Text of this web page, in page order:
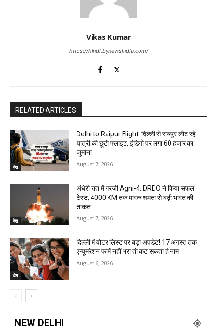
Vikas Kumar
https://hindi.bynewsindia.com/
RELATED ARTICLES
देश
Delhi to Raipur Flight: दिल्ली से रायपुर लौट रहे
यात्री की छूटी फ्लाइट, इंडिगो पर लगा 60 हजार का
जुर्माना
August 7, 2026
देश
अंधेरी रात में गरजी Agni-4: DRDO ने किया सफल
टेस्ट, 4000 KM तक मारक क्षमता से बढ़ी भारत की
ताकत
August 7, 2026
देश
दिल्ली में वोटर लिस्ट पर बड़ा अपडेट! 17 अगस्त तक
एन्यूमरेशन फॉर्म नहीं भरा तो कट सकता है नाम
August 6, 2026
NEW DELHI